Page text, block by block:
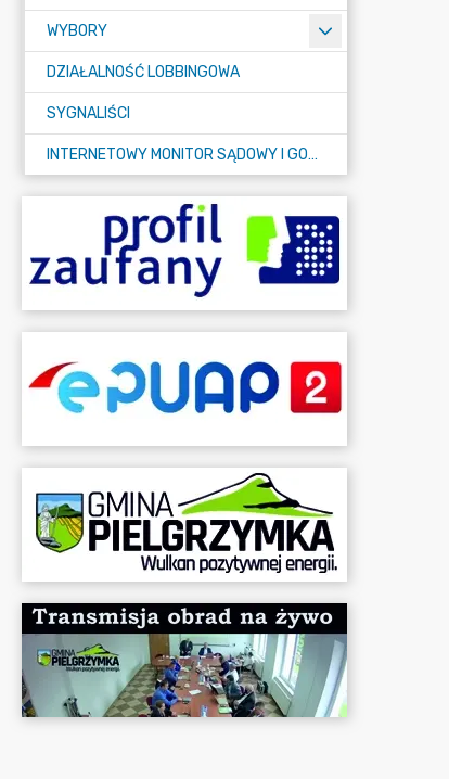
WYBORY
DZIAŁALNOŚĆ LOBBINGOWA
SYGNALIŚCI
INTERNETOWY MONITOR SĄDOWY I GOSPODARCZY